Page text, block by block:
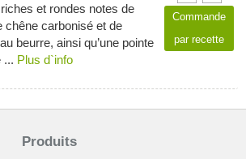
et rondes notes de
chêne carbonisé et de
beurre, ainsi qu’une pointe
... Plus d`info
Commande
par recette
Produits